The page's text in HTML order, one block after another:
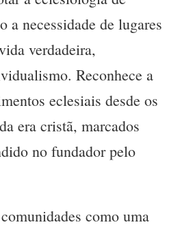
a necessidade de lugares
verdadeira,
Reconhece a
eclesiais desde os
era cristã, marcados
no fundador pelo
como uma